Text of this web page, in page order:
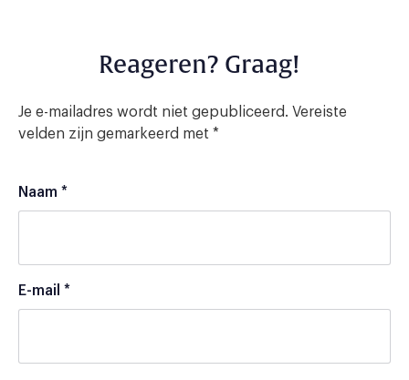
Reageren? Graag!
Je e-mailadres wordt niet gepubliceerd. Vereiste
velden zijn gemarkeerd met *
Naam *
E-mail *